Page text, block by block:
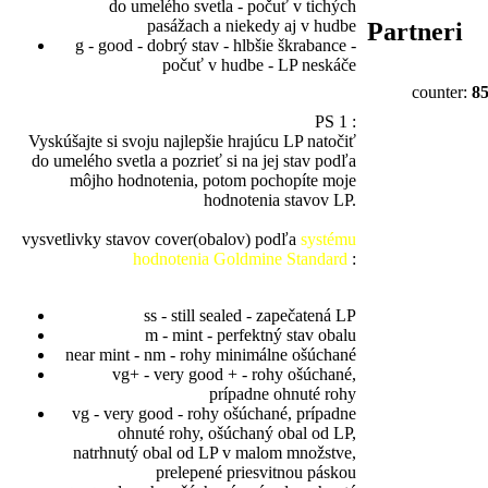
do umelého svetla - počuť v tichých
pasážach a niekedy aj v hudbe
g - good - dobrý stav - hlbšie škrabance -
počuť v hudbe - LP neskáče
PS 1 :
Vyskúšajte si svoju najlepšie hrajúcu LP natočiť
do umelého svetla a pozrieť si na jej stav podľa
môjho hodnotenia, potom pochopíte moje
hodnotenia stavov LP.
vysvetlivky stavov cover(obalov) podľa systému
hodnotenia Goldmine Standard :
ss - still sealed - zapečatená LP
m - mint - perfektný stav obalu
near mint - nm - rohy minimálne ošúchané
vg+ - very good + - rohy ošúchané,
prípadne ohnuté rohy
vg - very good - rohy ošúchané, prípadne
ohnuté rohy, ošúchaný obal od LP,
natrhnutý obal od LP v malom množstve,
prelepené priesvitnou páskou
Partneri
counter: